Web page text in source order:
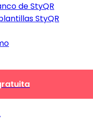
de StyQR
StyQR